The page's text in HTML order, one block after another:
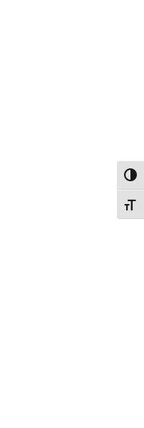
הפעל/כבה ניגודיות גבוהה
מתג גודל גופן